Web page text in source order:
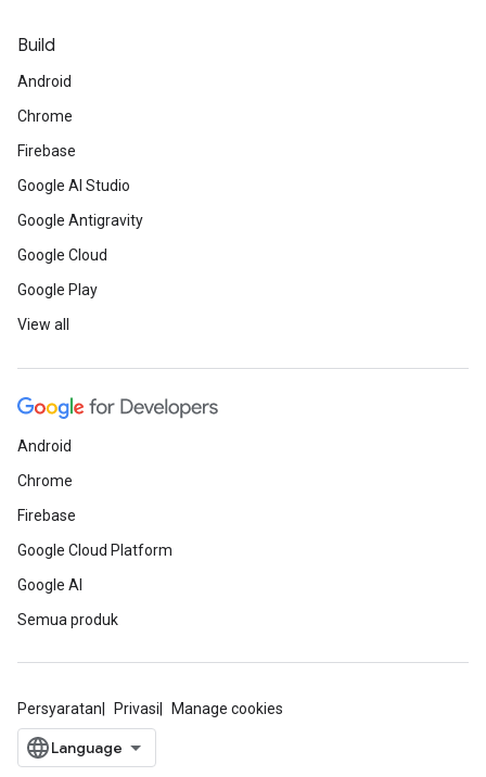
Build
Android
Chrome
Firebase
Google AI Studio
Google Antigravity
Google Cloud
Google Play
View all
Android
Chrome
Firebase
Google Cloud Platform
Google AI
Semua produk
Persyaratan Privasi Manage cookies